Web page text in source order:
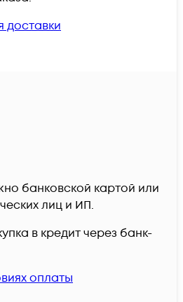
доставки
банковской картой или
лиц и ИП.
в кредит через банк-
оплаты